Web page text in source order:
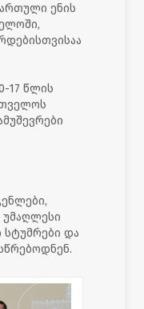
ენის
17 წლის
უმაღლესი
სტუმრები და